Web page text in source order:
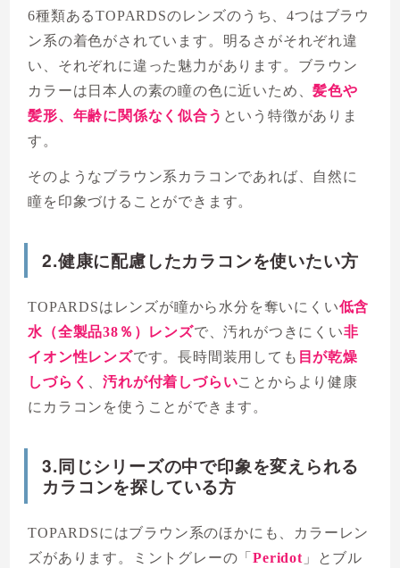
6種類あるTOPARDSのレンズのうち、4つはブラウ
ン系の着色がされています。明るさがそれぞれ違
い、それぞれに違った魅力があります。ブラウン
カラーは日本人の素の瞳の色に近いため、髪色や
髪形、年齢に関係なく似合う という特徴がありま
す。
そのようなブラウン系カラコンであれば、自然に
瞳を印象づけることができます。
2.健康に配慮したカラコンを使いたい方
TOPARDSはレンズが瞳から水分を奪いにくい低含
水（全製品38％）レンズで、汚れがつきにくい非
イオン性レンズです。長時間装用しても 目が乾燥
しづらく
、汚れが付着しづらいことからより健康
にカラコンを使うことができます。
3.同じシリーズの中で印象を変えられる
カラコンを探している方
TOPARDSにはブラウン系のほかにも、カラーレン
ズがあります。ミントグレーの「Peridot 」とブル